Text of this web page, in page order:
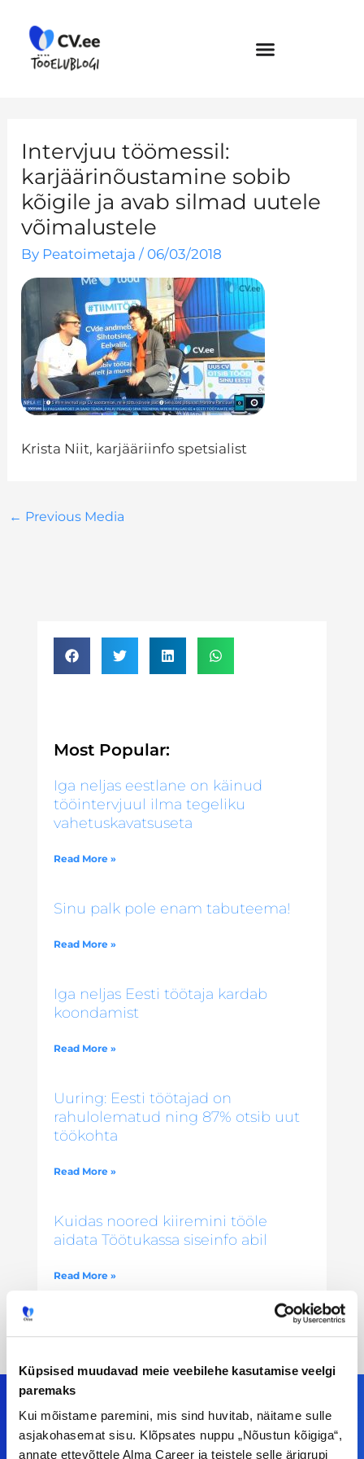
Küpsised muudavad meie veebilehe kasutamise veelgi
paremaks
Kui mõistame paremini, mis sind huvitab, näitame sulle
asjakohasemat sisu. Klõpsates nuppu „Nõustun kõigiga“,
annate ettevõttele Alma Career ja teistele selle ärigrupi
content
Intervjuu töömessil:
karjäärinõustamine sobib
kõigile ja avab silmad uutele
võimalustele
By Peatoimetaja/ 06/03/2018
Krista Niit, karjääriinfo spetsialist
← Previous Media
Most Popular:
Iga neljas eestlane on käinud
tööintervjuul ilma tegeliku
vahetuskavatsuseta
Read More »
Sinu palk pole enam tabuteema!
Read More »
Iga neljas Eesti töötaja kardab
koondamist
Read More »
Uuring: Eesti töötajad on
rahulolematud ning 87% otsib uut
töökohta
Read More »
Kuidas noored kiiremini tööle
aidata Töötukassa siseinfo abil
Read More »
Meiega leiad!